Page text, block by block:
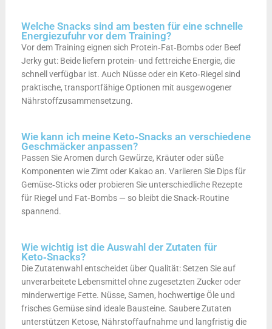
Welche Snacks sind am besten für eine schnelle
Energiezufuhr vor dem Training?
Vor dem Training eignen sich Protein‑Fat‑Bombs oder Beef
Jerky gut: Beide liefern protein- und fettreiche Energie, die
schnell verfügbar ist. Auch Nüsse oder ein Keto‑Riegel sind
praktische, transportfähige Optionen mit ausgewogener
Nährstoffzusammensetzung.
Wie kann ich meine Keto‑Snacks an verschiedene
Geschmäcker anpassen?
Passen Sie Aromen durch Gewürze, Kräuter oder süße
Komponenten wie Zimt oder Kakao an. Variieren Sie Dips für
Gemüse‑Sticks oder probieren Sie unterschiedliche Rezepte
für Riegel und Fat‑Bombs — so bleibt die Snack‑Routine
spannend.
Wie wichtig ist die Auswahl der Zutaten für
Keto‑Snacks?
Die Zutatenwahl entscheidet über Qualität: Setzen Sie auf
unverarbeitete Lebensmittel ohne zugesetzten Zucker oder
minderwertige Fette. Nüsse, Samen, hochwertige Öle und
frisches Gemüse sind ideale Bausteine. Saubere Zutaten
unterstützen Ketose, Nährstoffaufnahme und langfristig die